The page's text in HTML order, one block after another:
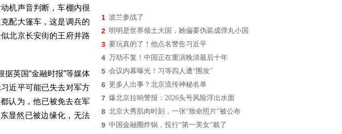
机声音判断，车棚内很
配大篷车，这是调兵的
北京长安街的王府井路
英国“金融时报”等媒体
近平可能已失去对军方
认为，他已被免去在军
显然已被边缘化，无法
1 波兰参战了
2 明明是世界领土大国，她偏要伪装成弹丸小国
3 要玩真的了！他点名警告习近平
4 万劫不复！中国正在重演晚清最后十年
5 会议内幕曝光！习等四人遭“围攻”
6 更多人出事？北京流传神秘名单
7 爆北京拉响警报：2026头号风险浮出水面
8 北京大秀肌肉时刻，一张“致命照片”被公布
9 中国金融圈炸锅，投行“第一美女”栽了